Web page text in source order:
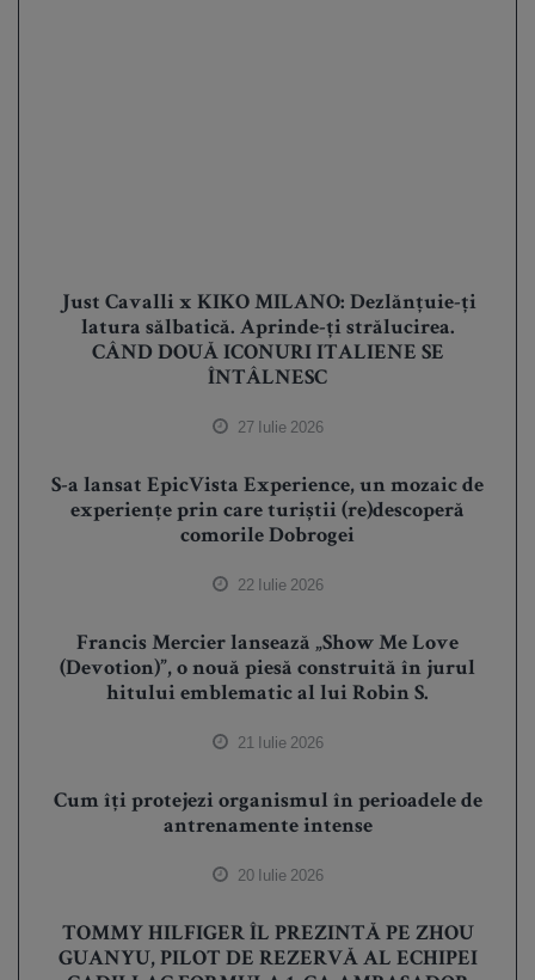
Just Cavalli x KIKO MILANO: Dezlănțuie-ți
latura sălbatică. Aprinde-ți strălucirea.
CÂND DOUĂ ICONURI ITALIENE SE
ÎNTÂLNESC
27 Iulie 2026
S-a lansat EpicVista Experience, un mozaic de
experiențe prin care turiștii (re)descoperă
comorile Dobrogei
22 Iulie 2026
Francis Mercier lansează „Show Me Love
(Devotion)”, o nouă piesă construită în jurul
hitului emblematic al lui Robin S.
21 Iulie 2026
Cum îți protejezi organismul în perioadele de
antrenamente intense
20 Iulie 2026
TOMMY HILFIGER ÎL PREZINTĂ PE ZHOU
GUANYU, PILOT DE REZERVĂ AL ECHIPEI